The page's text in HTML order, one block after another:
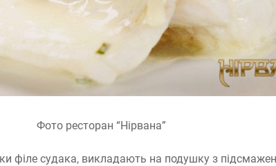
Фото ресторан “Нірвана”
філе судака, викладають на подушку з